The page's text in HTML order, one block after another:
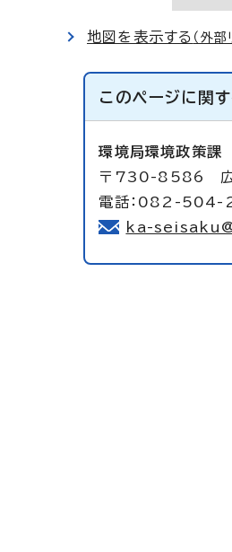
地図を表示する （外部
このページに関す
環境局環境政策
〒730-8586 広
電話：082-504-
ka-